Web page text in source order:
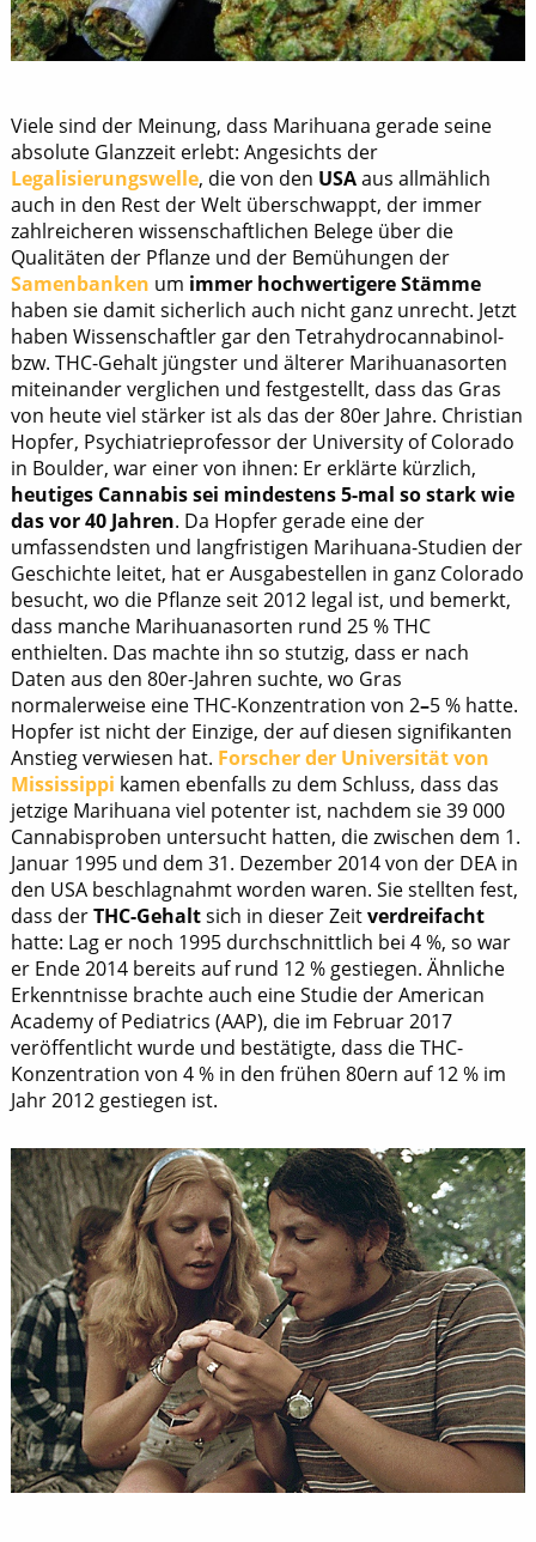
Viele sind der Meinung, dass Marihuana gerade seine
absolute Glanzzeit erlebt: Angesichts der
Legalisierungswelle, die von den USAaus allmählich
auch in den Rest der Welt überschwappt, der immer
zahlreicheren wissenschaftlichen Belege über die
Qualitäten der Pflanze und der Bemühungen der
Samenbanken um immer hochwertigere Stämme
haben sie damit sicherlich auch nicht ganz unrecht. Jetzt
haben Wissenschaftler gar den Tetrahydrocannabinol-
bzw. THC-Gehalt jüngster und älterer Marihuanasorten
miteinander verglichen und festgestellt, dass das Gras
von heute viel stärker ist als das der 80er Jahre. Christian
Hopfer, Psychiatrieprofessor der University of Colorado
in Boulder, war einer von ihnen: Er erklärte kürzlich,
heutiges Cannabis sei mindestens 5-mal so stark wie
das vor 40 Jahren. Da Hopfer gerade eine der
umfassendsten und langfristigen Marihuana-Studien der
Geschichte leitet, hat er Ausgabestellen in ganz Colorado
besucht, wo die Pflanze seit 2012 legal ist, und bemerkt,
dass manche Marihuanasorten rund 25 % THC
enthielten. Das machte ihn so stutzig, dass er nach
Daten aus den 80er-Jahren suchte, wo Gras
normalerweise eine THC-Konzentration von 2–5 % hatte.
Hopfer ist nicht der Einzige, der auf diesen signifikanten
Anstieg verwiesen hat. Forscher der Universität von
Mississippi kamen ebenfalls zu dem Schluss, dass das
jetzige Marihuana viel potenter ist, nachdem sie 39 000
Cannabisproben untersucht hatten, die zwischen dem 1.
Januar 1995 und dem 31. Dezember 2014 von der DEA in
den USA beschlagnahmt worden waren. Sie stellten fest,
dass derTHC-Gehaltsich in dieser Zeitverdreifacht
hatte: Lag er noch 1995 durchschnittlich bei 4 %, so war
er Ende 2014 bereits auf rund 12 % gestiegen. Ähnliche
Erkenntnisse brachte auch eine Studie der American
Academy of Pediatrics (AAP), die im Februar 2017
veröffentlicht wurde und bestätigte, dass die THC-
Konzentration von 4 % in den frühen 80ern auf 12 % im
Jahr 2012 gestiegen ist.